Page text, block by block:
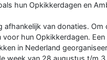
hun Opkikkerdagen en
van donaties.
hun Opkikkerdagen.
in Nederland
week van 28 augustus t/m